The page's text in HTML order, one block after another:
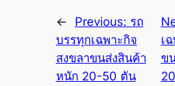
← Previous: รถ
บรรทุกเฉพาะกิจ
สงขลาขนส่งสินค้า
หนัก 20-50 ตัน
เ
ข